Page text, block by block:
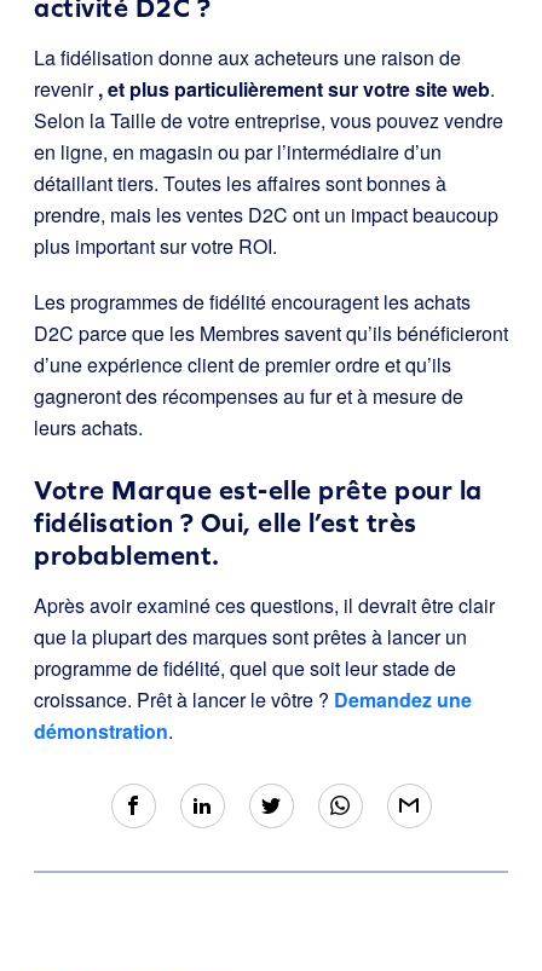
activité D2C ?
La fidélisation donne aux acheteurs une raison de
revenir, et plus particulièrement sur votre site web.
Selon la Taille de votre entreprise, vous pouvez vendre
en ligne, en magasin ou par l’intermédiaire d’un
détaillant tiers. Toutes les affaires sont bonnes à
prendre, mais les ventes D2C ont un impact beaucoup
plus important sur votre ROI.
Les programmes de fidélité encouragent les achats
D2C parce que les Membres savent qu’ils bénéficieront
d’une expérience client de premier ordre et qu’ils
gagneront des récompenses au fur et à mesure de
leurs achats.
Votre Marque est-elle prête pour la
fidélisation ? Oui, elle l’est très
probablement.
Après avoir examiné ces questions, il devrait être clair
que la plupart des marques sont prêtes à lancer un
programme de fidélité, quel que soit leur stade de
croissance. Prêt à lancer le vôtre ? Demandez une
démonstration.